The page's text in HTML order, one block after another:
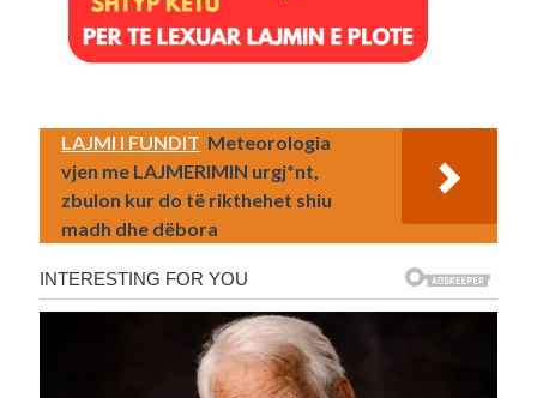
LAJMI I FUNDIT Meteorologia
vjen me LAJMERIMIN urgj*nt,
zbulon kur do të rikthehet shiu
madh dhe dëbora